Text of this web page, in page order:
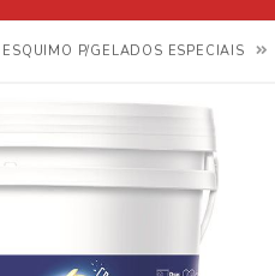
ESQUIMO P/GELADOS ESPECIAIS